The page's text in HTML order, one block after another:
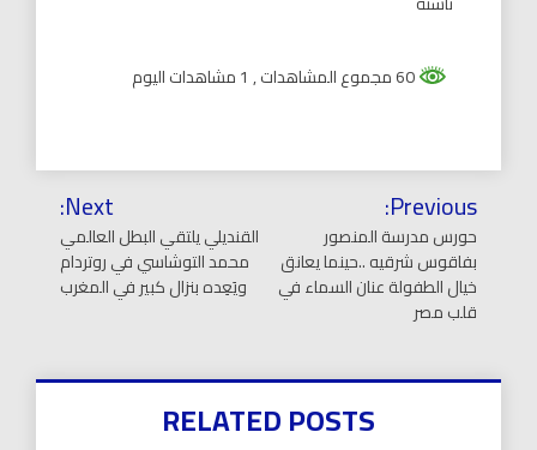
, 1 مشاهدات اليوم
تصفّح
المقالات
Previous:
حورس مدرسة المنصور
بفاقوس شرقيه ..حينما يعانق
خيال الطفولة عنان السماء في
قلب مصر
Next:
القنديلي يلتقي البطل العالمي
محمد التوشاسي في روتردام
ويَعِده بنزال كبير في المغرب
RELATED POSTS